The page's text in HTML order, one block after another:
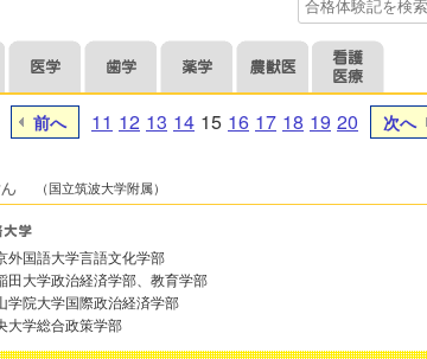
前へ 11 12 13 14 15 16 17 18 19 20 次へ
（国立筑波大学附属）
外国語大学言語文化学部
田大学政治経済学部、教育学部
学院大学国際政治経済学部
大学総合政策学部